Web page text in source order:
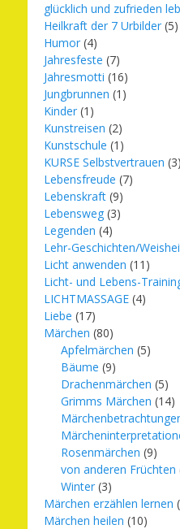
glücklich und zufrieden
Heilkraft der 7 Urbilder (5)
Humor (4)
Jahresfeste (7)
Jahresmotti (16)
Jungbrunnen (1)
Kinder (1)
Kunstreisen (2)
Kunstschule (1)
KURSE Selbstvertrauen (3)
Lebensfreude (7)
Lebenskraft (9)
Lebensweg (3)
Legenden (4)
Lehr-Geschichten/
Licht anwenden (11)
Licht- und Lebens-
LICHTMASSAGE (4)
Liebe (17)
Märchen (80)
Apfelmärchen (5)
Bäume (9)
Drachenmärchen (5)
Grimms Märchen (14)
Rosenmärchen (9)
von anderen Früchten
Winter (3)
Märchen erzählen lernen
Märchen heilen (10)